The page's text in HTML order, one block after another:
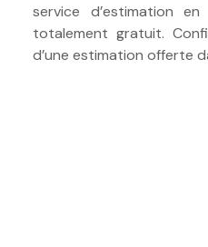
service d’estimation
totalement gratuit.
d’une estimation offerte